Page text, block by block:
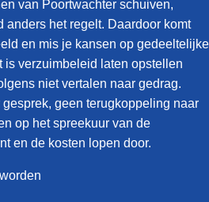
van Poortwachter schuiven,
anders het regelt. Daardoor komt
en mis je kansen op gedeeltelijke
is verzuimbeleid laten opstellen
niet vertalen naar gedrag.
geen terugkoppeling naar
op het spreekuur van de
en de kosten lopen door.